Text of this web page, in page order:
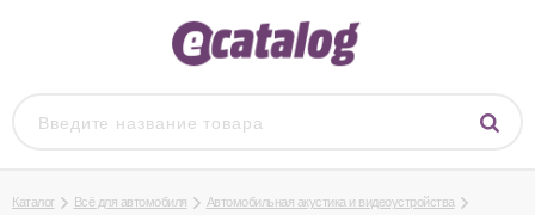
Каталог Всё для автомобиля
Автомобильная акустика и видеоустройства